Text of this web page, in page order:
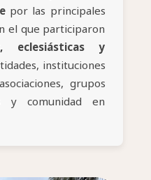
por las principales
el que participaron
eclesiásticas y
instituciones
grupos
y comunidad en